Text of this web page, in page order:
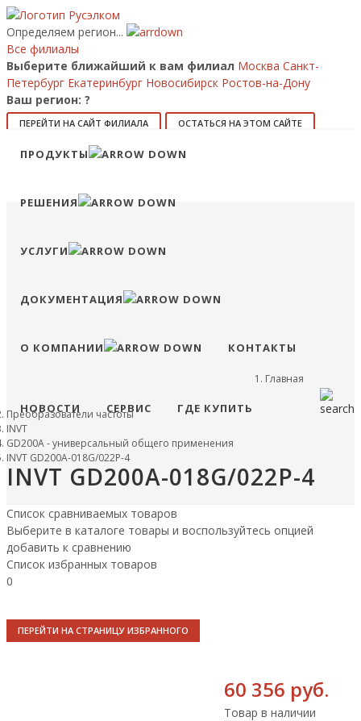
Определяем регион...
Все филиалы
Выберите ближайший к вам филиал Москва Санкт-
Петербург Екатеринбург Новосибирск Ростов-на-Дону
Ваш регион: ?
ПЕРЕЙТИ НА САЙТ ФИЛИАЛА ОСТАТЬСЯ НА ЭТОМ САЙТЕ
Позвонить
Сравнение
ПРОДУКТЫ
РЕШЕНИЯ
УСЛУГИ
ДОКУМЕНТАЦИЯ
О КОМПАНИИ КОНТАКТЫ
НОВОСТИ СЕРВИС ГДЕ КУПИТЬ
Главная
Преобразователи частоты
INVT
GD200A - универсальный общего применения
INVT GD200A-018G/022P-4
INVT GD200A-018G/022P-4
Список сравниваемых товаров
Выберите в каталоге товары и воспользуйтесь опцией
добавить к сравнению
Список избранных товаров
0
ПЕРЕЙТИ НА СТРАНИЦУ ИЗБРАННОГО
60 356 руб.
Товар в наличии